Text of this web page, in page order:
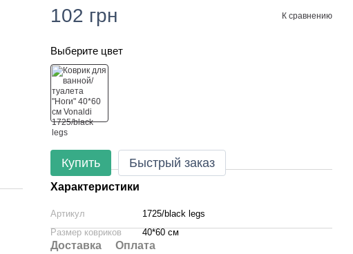
102 грн К сравнению
Выберите цвет
Купить Быстрый заказ
Характеристики
Артикул
1725/black legs
Размер ковриков
40*60 см
Доставка Оплата